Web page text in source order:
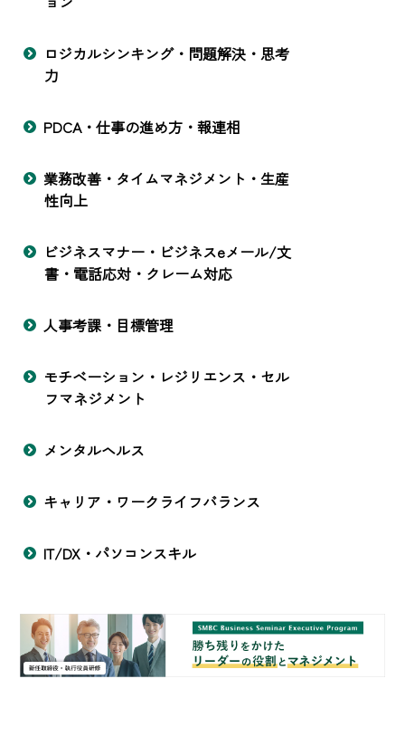
ロジカルシンキング・問題解決・思考
力
PDCA・仕事の進め方・報連相
業務改善・タイムマネジメント・生産
性向上
ビジネスマナー・ビジネスeメール/文
書・電話応対・クレーム対応
人事考課・目標管理
モチベーション・レジリエンス・セル
フマネジメント
メンタルヘルス
キャリア・ワークライフバランス
IT/DX・パソコンスキル